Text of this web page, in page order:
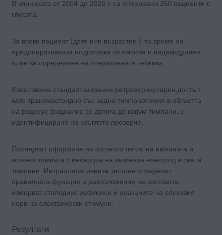
В клиниката от 2004 до 2020 г. са оперирани 260 пациенти с
глухота.
За всеки пациент (дете или възрастен ) по време на
предоперативната подготовка се изготвя и индивидуален
план за определяне на оперативната техника.
Използваме стандартизирания ретроаурикуларен достъп,
като трансмастоидно със задна тимпанотомия в областта
на рецесус фациалис се дотига до кавум тимпани, с
идентифициране на кръглото прозорче.
Последват оформяне на костното легло на импланта и
кохлеостомията с инсерция на активния електрод в скала
тимпани. Интраоперативните тестове определят
правилната функция и разположение на импланта,
измерват стапедиус рефлекси и реакциите на слуховия
нерв на електрически стимули.
Резултати